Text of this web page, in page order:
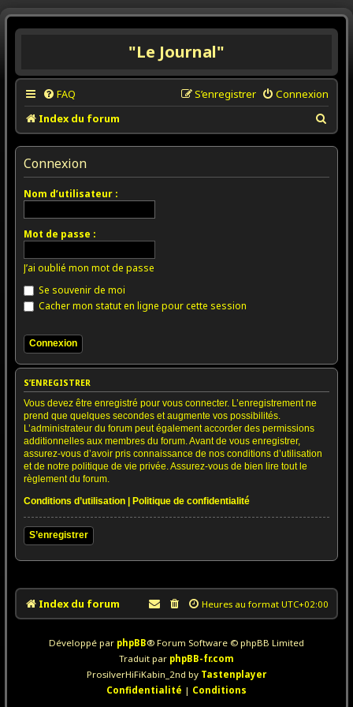
"Le Journal"
FAQ Connexion
S’enregistrer
Index du forum
e
h
Connexion
Nom d’utilisateur :
Mot de passe :
J’ai oublié mon mot de passe
Se souvenir de moi
Cacher mon statut en ligne pour cette session
S’ENREGISTRER
Vous devez être enregistré pour vous connecter. L’enregistrement ne
prend que quelques secondes et augmente vos possibilités.
L’administrateur du forum peut également accorder des permissions
additionnelles aux membres du forum. Avant de vous enregistrer,
assurez-vous d’avoir pris connaissance de nos conditions d’utilisation
et de notre politique de vie privée. Assurez-vous de bien lire tout le
règlement du forum.
Conditions d’utilisation | Politique de confidentialité
S’enregistrer
Index du forum Heures au format UTC+02:00
Développé par phpBB® Forum Software © phpBB Limited
Traduit par phpBB-fr.com
ProsilverHiFiKabin_2nd by Tastenplayer
Confidentialité | Conditions